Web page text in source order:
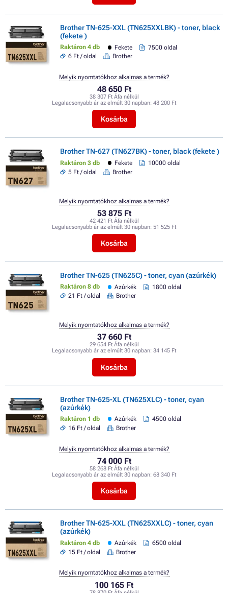
Brother TN-625-XXL (TN625XXLBK) - toner, black
(fekete )
Raktáron 4 db Fekete
7500 oldal
6 Ft / oldal
Brother
48 650 Ft
38 307 Ft Áfa nélkül
Legalacsonyabb ár az elmúlt 30 napban: 48 200 Ft
Kosárba
Melyik nyomtatókhoz alkalmas a termék?
Brother TN-627 (TN627BK) - toner, black (fekete )
Raktáron 3 db Fekete
10000 oldal
5 Ft / oldal
Brother
53 875 Ft
42 421 Ft Áfa nélkül
Legalacsonyabb ár az elmúlt 30 napban: 51 525 Ft
Kosárba
Melyik nyomtatókhoz alkalmas a termék?
Brother TN-625 (TN625C) - toner, cyan (azúrkék)
Raktáron 8 db Azúrkék
1800 oldal
21 Ft / oldal
Brother
37 660 Ft
29 654 Ft Áfa nélkül
Legalacsonyabb ár az elmúlt 30 napban: 34 145 Ft
Kosárba
Melyik nyomtatókhoz alkalmas a termék?
Brother TN-625-XL (TN625XLC) - toner, cyan
(azúrkék)
Raktáron 1 db Azúrkék
4500 oldal
16 Ft / oldal
Brother
74 000 Ft
58 268 Ft Áfa nélkül
Legalacsonyabb ár az elmúlt 30 napban: 68 340 Ft
Kosárba
Melyik nyomtatókhoz alkalmas a termék?
Brother TN-625-XXL (TN625XXLC) - toner, cyan
(azúrkék)
Raktáron 4 db Azúrkék
6500 oldal
15 Ft / oldal
Brother
100 165 Ft
Melyik nyomtatókhoz alkalmas a termék?